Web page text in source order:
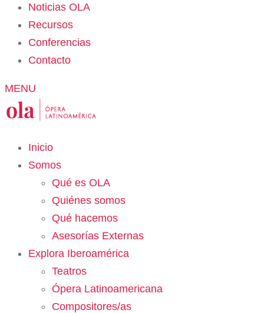
Noticias OLA
Recursos
Conferencias
Contacto
MENU
Inicio
Somos
Qué es OLA
Quiénes somos
Qué hacemos
Asesorías Externas
Explora Iberoamérica
Teatros
Ópera Latinoamericana
Compositores/as